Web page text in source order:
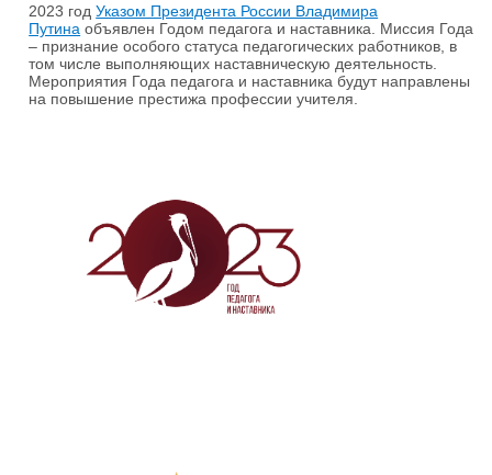
2023 годУказом Президента России Владимира
Путина объявлен Годом педагога и наставника. Миссия Года
– признание особого статуса педагогических работников, в
том числе выполняющих наставническую деятельность.
Мероприятия Года педагога и наставника будут направлены
на повышение престижа профессии учителя.